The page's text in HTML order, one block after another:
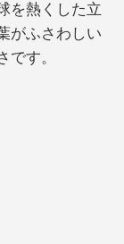
を熱くした立
がふさわしい
す。